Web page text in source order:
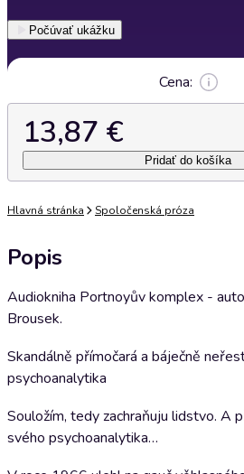
Počúvať ukážku
Cena:
13,87 €
Pridať do košíka
Hlavná stránka Spoločenská próza
Popis
Audiokniha Portnoyův komplex -
Brousek.
Skandálně přímočará a báječně
psychoanalytika
Souložím, tedy zachraňuju lidstvo. A
svého psychoanalytika…